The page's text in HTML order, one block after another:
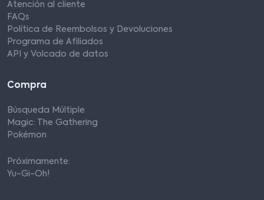
Atención al cliente
FAQs
Política de Reembolsos y Devoluciones
Programa de Afiliados
API y Volcado de datos
Compra
Búsqueda Múltiple
Magic: The Gathering
Pokémon
Próximamente:
Yu-Gi-Oh!